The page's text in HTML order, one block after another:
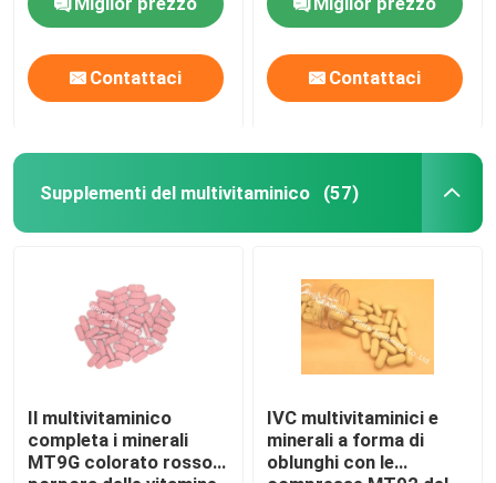
antiossidante CTDA di
salute immune
Contattaci
compressa dei
cinorrodi 30mg
Contattaci
Supplementi del multivitaminico (57)
Il multivitaminico
completa i minerali
MT9G colorato rosso
IVC multivitaminici e
minerali a forma di
oblunghi con le